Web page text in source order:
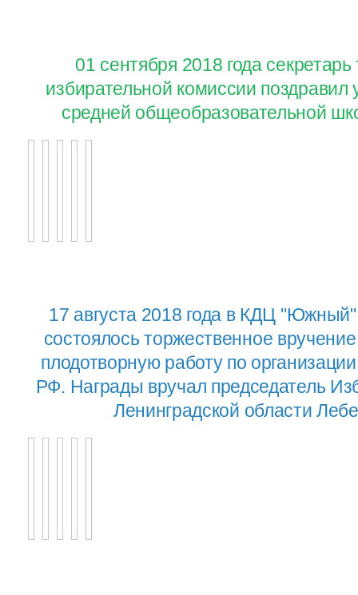
01 сентября 2018 года
избирательной комиссии поздравил
средней общеобразовательной
17 августа 2018 года в КДЦ
состоялось торжественное
плодотворную работу по
РФ. Награды вручал председатель
Ленинградской области